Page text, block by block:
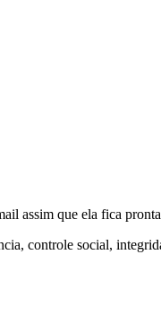
assim que ela fica
controle social,